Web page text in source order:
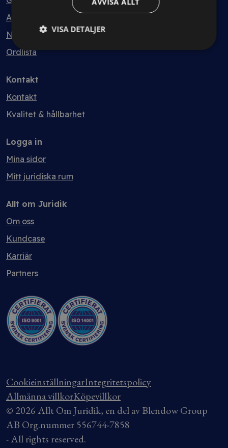
Avtalsmallar
Nyheter
Ordlista
Kontakt
Kontakt
Kvalitet & hållbarhet
Logga in
Mina sidor
Mitt juridiska rum
Allt om Juridik
Om oss
Kundcase
Karriär
Partners
CookieinställningarIntegritetspolicy
Allmänna villkorKöpevillkor
© 2026 Allt Om Juridik, en del av Blendow Group
AB Org.nummer 556744-7858
- All rights reserved.
VISA DETALJER